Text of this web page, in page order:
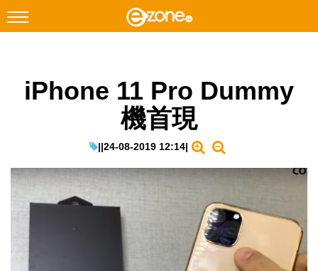
Facebook Instagram
遊戲動漫
iPhone 11 Pro Dummy
機首現
||24-08-2019 12:14|